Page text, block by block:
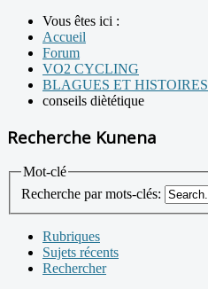
Vous êtes ici :
Accueil
Forum
VO2 CYCLING
BLAGUES ET
conseils diètétique
Recherche Kunena
Mot-clé
Recherche par mots-clés:
Rubriques
Sujets récents
Rechercher